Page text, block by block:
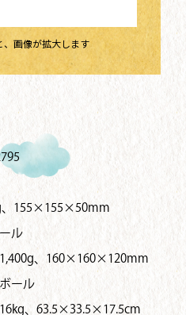
画像が拡大します
、155×155×50mm
ル
、160×160×120mm
ール
、63.5×33.5×17.5cm